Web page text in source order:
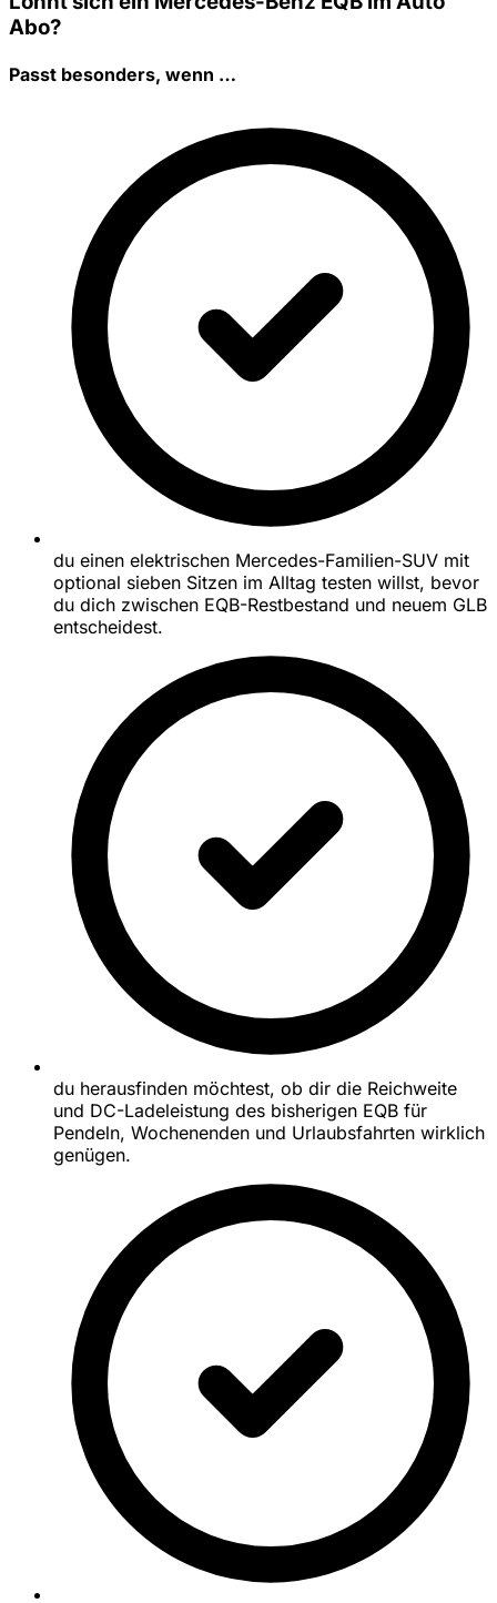
Abo?
Passt besonders, wenn …
du einen elektrischen Mercedes-Familien-SUV mit
optional sieben Sitzen im Alltag testen willst, bevor
du dich zwischen EQB-Restbestand und neuem GLB
entscheidest.
du herausfinden möchtest, ob dir die Reichweite
und DC-Ladeleistung des bisherigen EQB für
Pendeln, Wochenenden und Urlaubsfahrten wirklich
genügen.